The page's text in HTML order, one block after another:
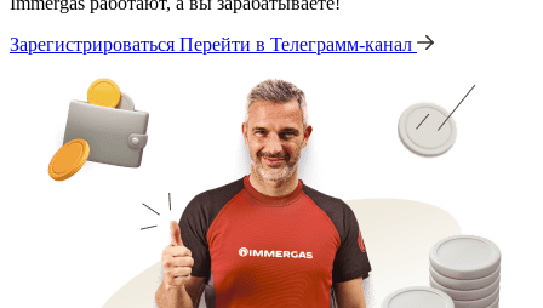
Зарегистрироваться Перейти в Телеграмм-канал